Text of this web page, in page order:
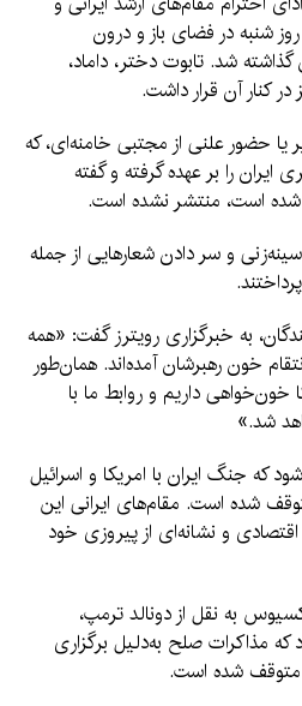
شنبه در فضای باز و درون
شد. تابوت دختر، داماد،
یا حضور علنی از مجتبی خامنه‌ای، که
را بر عهده گرفته و گفته
است، منتشر نشده است.
و سر دادن شعارهایی از جمله
به خبرگزاری رویترز گفت: «همه
خون رهبرشان آمده‌اند. همان‌طور
خون‌خواهی داریم و روابط ما با
شد.»
که جنگ ایران با امریکا و اسرائیل
شده است. مقام‌های ایرانی این
اقتصادی و نشانه‌ای از پیروزی خود
به نقل از دونالد ترمپ،
که مذاکرات صلح به‌دلیل برگزاری
متوقف شده است.